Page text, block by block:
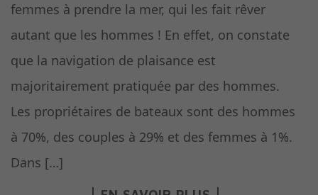
femmes à prendre la mer, qui les fait rêver
autant que les hommes ! En effet, on constate
que la navigation de plaisance est
majoritairement pratiquée par des hommes.
Les propriétaires de bateaux sont des hommes
à 70%, des couples à 29% et des femmes à 1%.
Dans […]